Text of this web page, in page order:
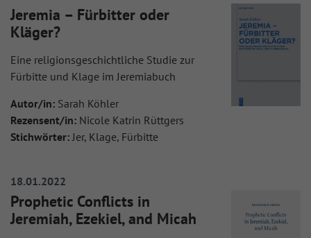
Jeremia – Fürbitter oder
Kläger?
Eine religionsgeschichtliche Studie zur
Fürbitte und Klage im Jeremiabuch
Autor/in: Sarah Köhler
Rezensent/in: Nicole Katrin Rüttgers
Stichwörter:Jer, Klage, Fürbitte
18.01.2022
Prophetic Conflicts in
Jeremiah, Ezekiel, and Micah